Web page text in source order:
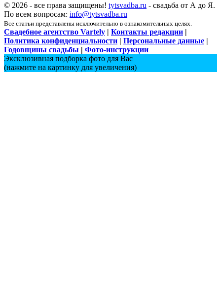
© 2026 - все права защищены! tytsvadba.ru - свадьба от А до Я.
По всем вопросам: info@tytsvadba.ru
Все статьи представлены исключительно в ознакомительных целях.
Свадебное агентство Vartely | Контакты редакции |
Политика конфиденциальности | Персональные данные |
Годовщины свадьбы | Фото-инструкции
Эксклюзивная подборка фото для Вас
(нажмите на картинку для увеличения)